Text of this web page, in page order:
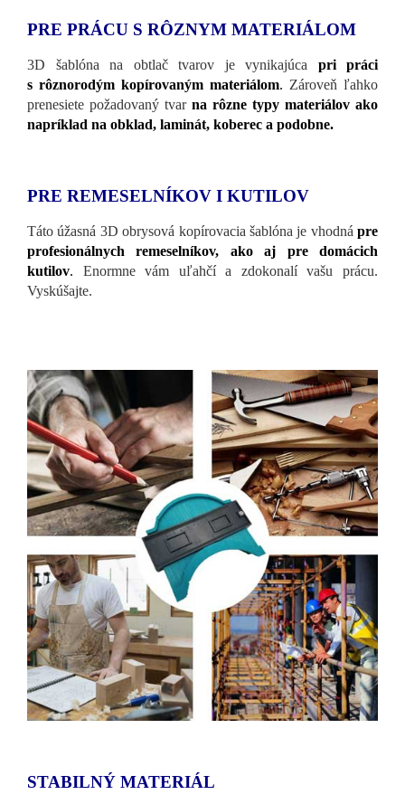
PRE PRÁCU S RÔZNYM MATERIÁLOM
3D šablóna na obtlač tvarov je vynikajúca pri práci
s rôznorodým kopírovaným materiálom. Zároveň ľahko
prenesiete požadovaný tvar na rôzne typy materiálov ako
napríklad na obklad, laminát, koberec a podobne.
PRE REMESELNÍKOV I KUTILOV
Táto úžasná 3D obrysová kopírovacia šablóna je vhodná pre
profesionálnych remeselníkov, ako aj pre domácich
kutilov. Enormne vám uľahčí a zdokonalí vašu prácu.
Vyskúšajte.
STABILNÝ MATERIÁL